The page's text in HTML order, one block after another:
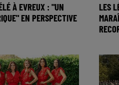
À EVREUX : "UN
EN PERSPECTIVE
LES